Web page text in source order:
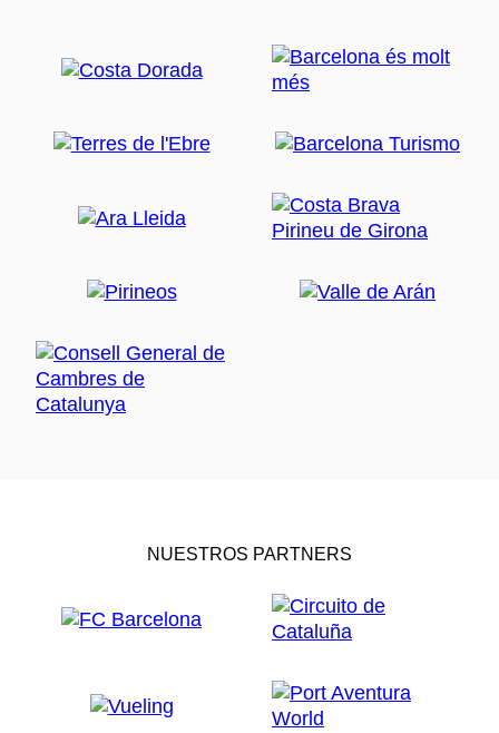
NUESTROS PARTNERS